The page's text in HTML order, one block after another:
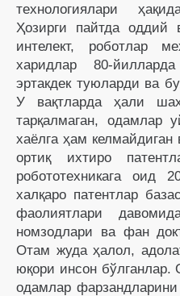
технологиялари
Ҳозирги пайтда оддий
интелект, роботлар
харидлар 80-
эртакдек туюларди ва
У вақтларда ҳали
тарқалмаган, одамлар
хаёлга ҳам
ортиқ ихтиро
робототехникага оид
халқаро патентлар
фаолиятлари
номзодлари ва фан
Отам жуда ҳалол,
юқори инсон бўлганлар.
одамлар